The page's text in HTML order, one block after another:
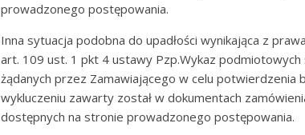
prowadzonego postępowania.
Inna sytuacja podobna do upadłości wynikająca z
art. 109 ust. 1 pkt 4 ustawy Pzp.Wykaz
żądanych przez Zamawiającego w celu potwierdzenia
wykluczeniu zawarty został w dokumentach
dostępnych na stronie prowadzonego postępowania.